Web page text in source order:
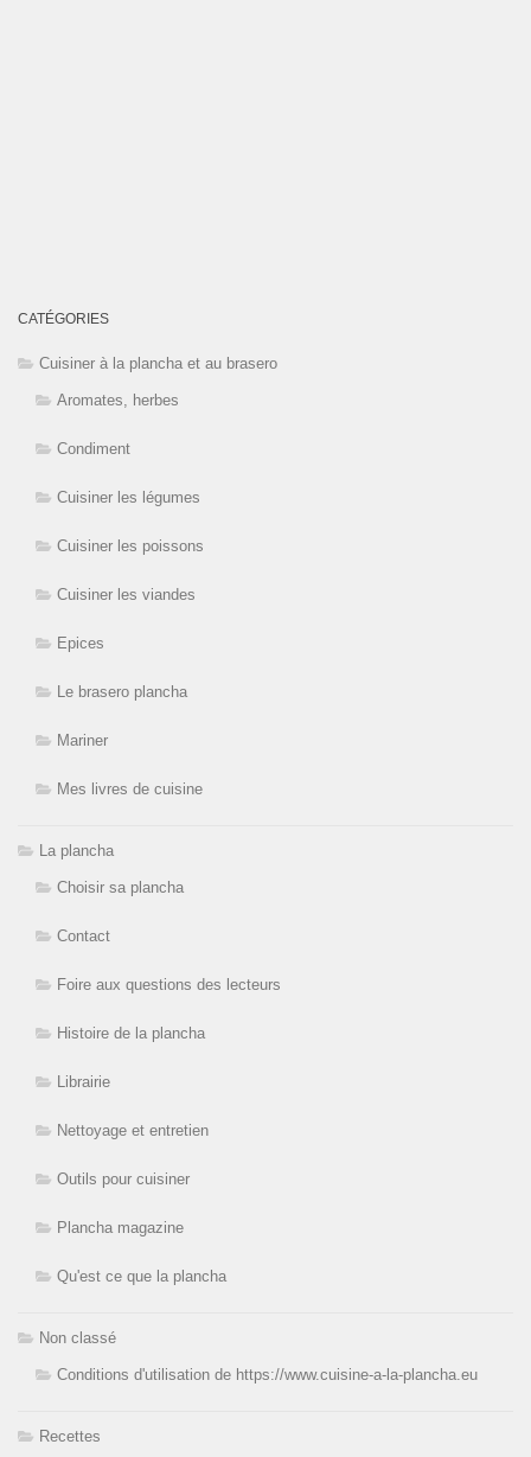
CATÉGORIES
Cuisiner à la plancha et au brasero
Aromates, herbes
Condiment
Cuisiner les légumes
Cuisiner les poissons
Cuisiner les viandes
Epices
Le brasero plancha
Mariner
Mes livres de cuisine
La plancha
Choisir sa plancha
Contact
Foire aux questions des lecteurs
Histoire de la plancha
Librairie
Nettoyage et entretien
Outils pour cuisiner
Plancha magazine
Qu'est ce que la plancha
Non classé
Conditions d'utilisation de https://www.cuisine-a-la-plancha.eu
Recettes